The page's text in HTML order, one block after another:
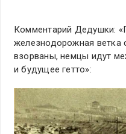
Комментарий Дедушки:
железнодорожная ветка
взорваны, немцы идут
и будущее гетто»: